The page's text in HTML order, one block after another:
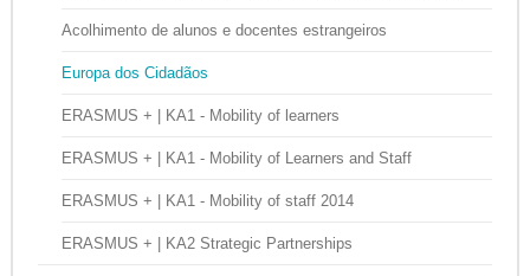
Acolhimento de alunos e docentes estrangeiros
Europa dos Cidadãos
ERASMUS + | KA1 - Mobility of learners
ERASMUS + | KA1 - Mobility of Learners and Staff
ERASMUS + | KA1 - Mobility of staff 2014
ERASMUS + | KA2 Strategic Partnerships